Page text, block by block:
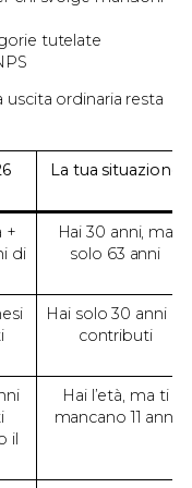
tutelate
uscita ordinaria resta
La tua situazione
+
di
Hai 30 anni, ma
solo 63 anni
Hai solo 30 anni di
contributi
il
Hai l’età, ma ti
mancano 11 anni